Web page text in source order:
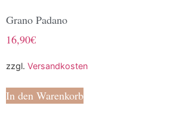
Grano Padano
16,90€
zzgl. Versandkosten
In den Warenkorb